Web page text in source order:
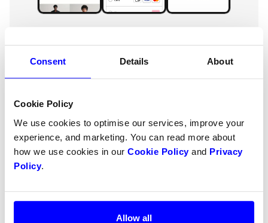
Consent Details About
Cookie Policy
We use cookies to optimise our services, improve your
experience, and marketing. You can read more about
how we use cookies in our Cookie Policyand Privacy
Policy.
Allow all
In-person payments
With our Unified commerce base, we onboard
new stores and terminals within minutes. All API
Competitive pricing